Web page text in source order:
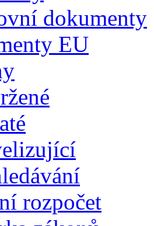
dokumenty
EU
rozpočet